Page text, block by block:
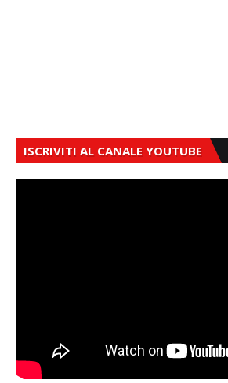
ISCRIVITI AL CANALE YOUTUBE